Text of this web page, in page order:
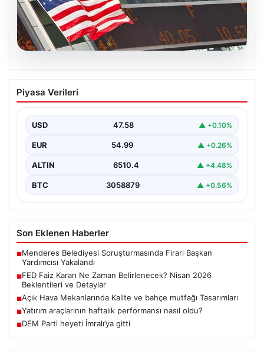
05.08.2026
FED Faiz Kararı Ne Zaman Belirlenecek?
Nisan 2026 Beklentileri ve Detaylar
yakından takip ettiği FED faiz kararı, yatırımcıların…
Piyasa Verileri
USD 47.58 ▲ +0.10%
EUR 54.99 ▲ +0.26%
ALTIN 6510.4 ▲ +4.48%
BTC 3058879 ▲ +0.56%
Son Eklenen Haberler
■Menderes Belediyesi Soruşturmasında Firari Başkan
Yardımcısı Yakalandı
■FED Faiz Kararı Ne Zaman Belirlenecek? Nisan 2026
Beklentileri ve Detaylar
■Açık Hava Mekanlarında Kalite ve bahçe mutfağı Tasarımları
■Yatırım araçlarının haftalık performansı nasıl oldu?
■DEM Parti heyeti İmralı’ya gitti